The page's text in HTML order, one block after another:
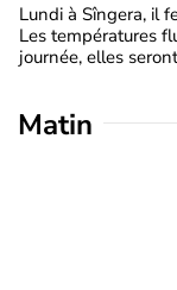
Lundi à Sîngera, il
Les températures
journée, elles
Matin